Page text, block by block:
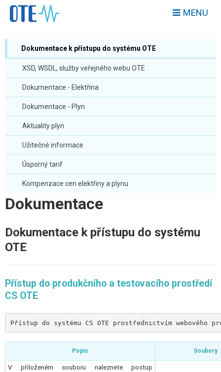
MENU
Dokumentace k přístupu do systému OTE
XSD, WSDL, služby veřejného webu OTE
Dokumentace - Elektřina
Dokumentace - Plyn
Aktuality plyn
Užitečné informace
Úsporný tarif
Kompenzace cen elektřiny a plynu
Dokumentace
Dokumentace k přístupu do systému
OTE
Přístup do produkčního a testovacího prostředí
CS OTE
Přístup do systému CS OTE prostřednictvím webového
Popis Soubory
V přiloženém souboru naleznete postup